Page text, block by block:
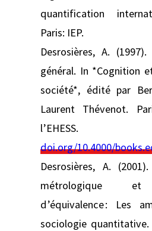
quantification
Paris: IEP.
Desrosières, A.
général. In *Cognition
société*, édité par
Laurent Thévenot.
l’EHESS.
doi.org/10.4000/
Desrosières, A.
métrologique et
d’équivalence : Les
sociologie quantitative.